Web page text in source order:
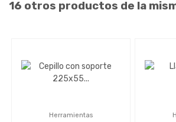
16 otros productos de la
Herramientas